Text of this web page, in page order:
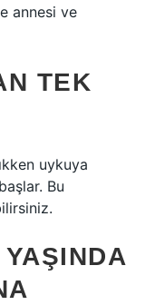
annesi ve
TEK
uykuya
Bu